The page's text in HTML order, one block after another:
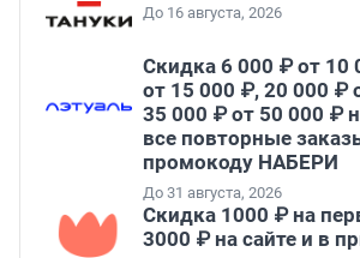
До 16 августа, 2026
Скидка 6 000 ₽ от 10
от 15 000 ₽, 20 000 ₽
35 000 ₽ от 50 000 ₽
все повторные
промокоду НАБЕРИ
До 31 августа, 2026
Скидка 1000 ₽ на
3000 ₽ на сайте и в